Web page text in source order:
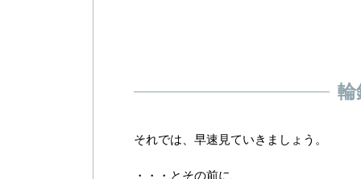
輪
それでは、早速見ていきましょう。
・・・とその前に、